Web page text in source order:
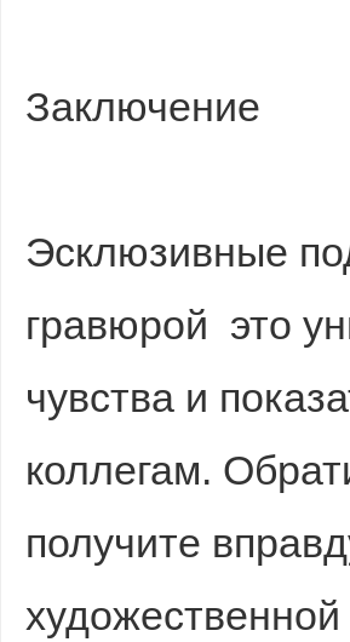
Заключение
Эсклюзивные
гравюрой это
чувства и
коллегам.
получите